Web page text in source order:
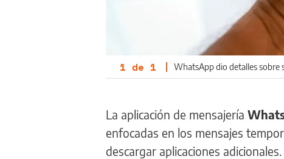
1 de 1 | WhatsApp dio detalles sobre
La aplicación de mensajería
enfocadas en los mensajes
descargar aplicaciones adicionales.